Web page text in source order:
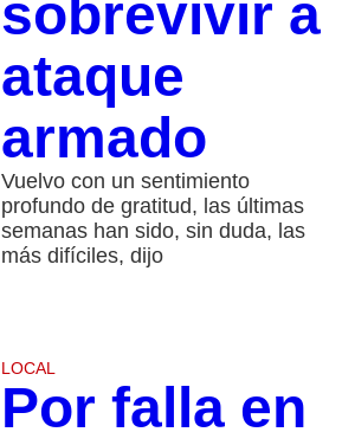
sobrevivir a
ataque
armado
Vuelvo con un sentimiento
profundo de gratitud, las últimas
semanas han sido, sin duda, las
más difíciles, dijo
LOCAL
Por falla en